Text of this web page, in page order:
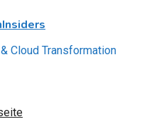
Cloud Transformation